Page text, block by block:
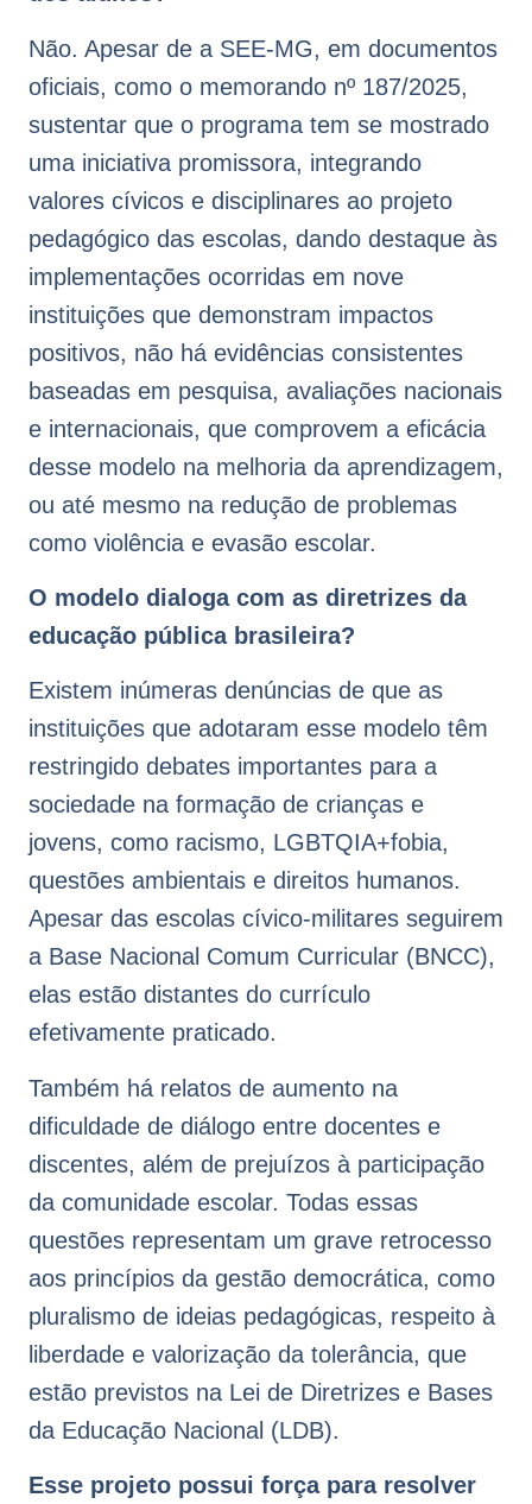
Não. Apesar de a SEE-MG, em documentos
oficiais, como o memorando nº 187/2025,
sustentar que o programa tem se mostrado
uma iniciativa promissora, integrando
valores cívicos e disciplinares ao projeto
pedagógico das escolas, dando destaque às
implementações ocorridas em nove
instituições que demonstram impactos
positivos, não há evidências consistentes
baseadas em pesquisa, avaliações nacionais
e internacionais, que comprovem a eficácia
desse modelo na melhoria da aprendizagem,
ou até mesmo na redução de problemas
como violência e evasão escolar.
O modelo dialoga com as diretrizes da
educação pública brasileira?
Existem inúmeras denúncias de que as
instituições que adotaram esse modelo têm
restringido debates importantes para a
sociedade na formação de crianças e
jovens, como racismo, LGBTQIA+fobia,
questões ambientais e direitos humanos.
Apesar das escolas cívico-militares seguirem
a Base Nacional Comum Curricular (BNCC),
elas estão distantes do currículo
efetivamente praticado.
Também há relatos de aumento na
dificuldade de diálogo entre docentes e
discentes, além de prejuízos à participação
da comunidade escolar. Todas essas
questões representam um grave retrocesso
aos princípios da gestão democrática, como
pluralismo de ideias pedagógicas, respeito à
liberdade e valorização da tolerância, que
estão previstos na Lei de Diretrizes e Bases
da Educação Nacional (LDB).
Esse projeto possui força para resolver